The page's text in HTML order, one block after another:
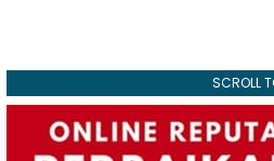
SCROLL